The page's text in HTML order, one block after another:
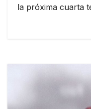
la próxima cuarta